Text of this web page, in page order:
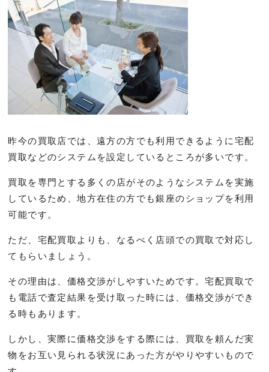
昨今の買取店では、遠方の方でも利用できるように宅配
買取などのシステムを設定しているところが多いです。
買取を専門とする多くの店がそのようなシステムを実施
しているため、地方在住の方でも銀座のショップを利用
可能です。
ただ、宅配買取よりも、なるべく店頭での買取で対応し
てもらいましょう。
その理由は、価格交渉がしやすいためです。宅配買取で
も電話で査定結果を受け取った時には、価格交渉ができ
る時もあります。
しかし、実際に価格交渉をする際には、買取を頼んだ実
物をお互い見られる状況にあった方がやりやすいもので